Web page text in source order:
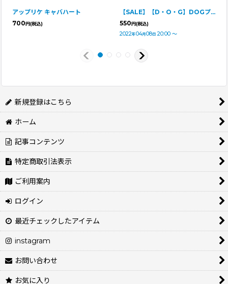
アップリケ キャバハート
700円(税込)
【SALE】【D・O・G】DOGプチ缶ケース
550円(税込)
2022年04月08日 20:00 ～
新規登録はこちら
ホーム
記事コンテンツ
特定商取引法表示
ご利用案内
ログイン
最近チェックしたアイテム
instagram
お問い合わせ
お気に入り